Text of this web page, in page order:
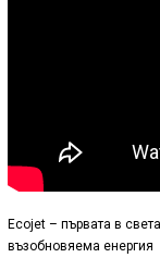
Ecojet – първата в
възобновяема енергия